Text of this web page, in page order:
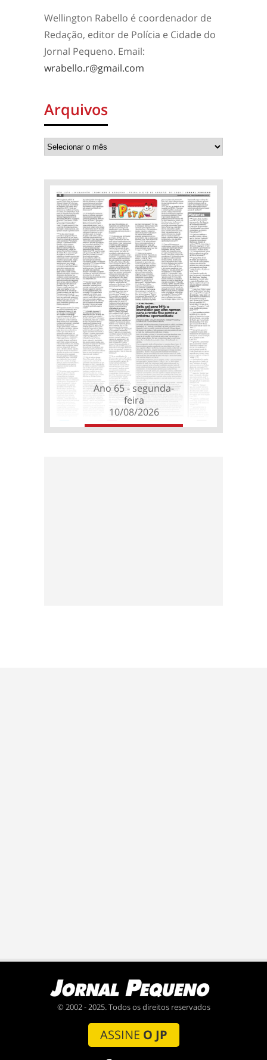
Wellington Rabello é coordenador de
Redação, editor de Polícia e Cidade do
Jornal Pequeno. Email:
wrabello.r@gmail.com
Arquivos
Ano 65 - segunda-
feira
10/08/2026
© 2002 - 2025. Todos os direitos reservados
ASSINE O JP